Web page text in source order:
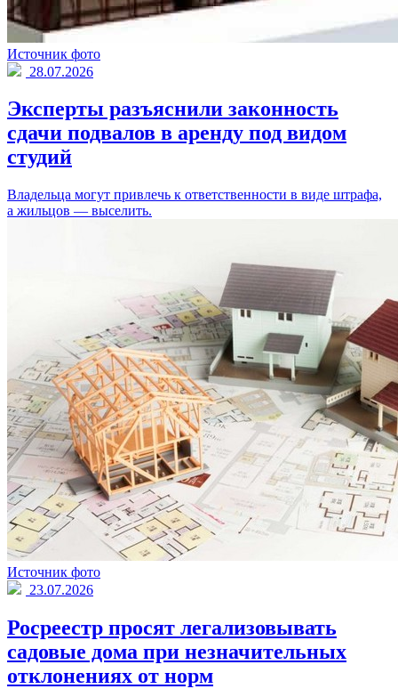
Источник фото
28.07.2026
Эксперты разъяснили законность
сдачи подвалов в аренду под видом
студий
Владельца могут привлечь к ответственности в виде штрафа,
а жильцов — выселить.
Источник фото
23.07.2026
Росреестр просят легализовывать
садовые дома при незначительных
отклонениях от норм